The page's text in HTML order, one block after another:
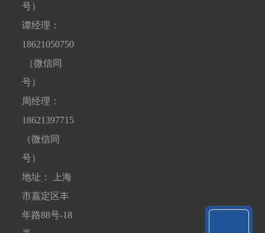
号）
谭经理：
18621050750
（微信同
号）
周经理：
18621397715
（微信同
号）
地址： 上海
市嘉定区丰
年路88号-18